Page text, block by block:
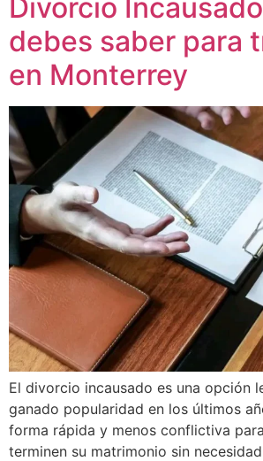
Divorcio
debes saber para
en Monterrey
El divorcio incausado es una opción
ganado popularidad en los últimos
forma rápida y menos conflictiva
terminen su matrimonio sin